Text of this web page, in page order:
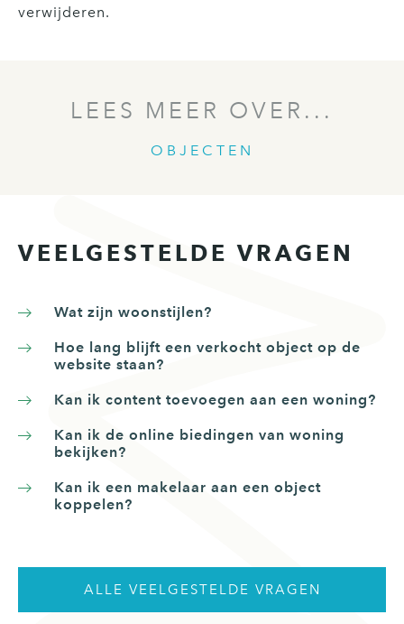
verwijderen.
LEES MEER OVER...
OBJECTEN
VEELGESTELDE VRAGEN
Wat zijn woonstijlen?
Hoe lang blijft een verkocht object op de
website staan?
Kan ik content toevoegen aan een woning?
Kan ik de online biedingen van woning
bekijken?
Kan ik een makelaar aan een object
koppelen?
ALLE VEELGESTELDE VRAGEN